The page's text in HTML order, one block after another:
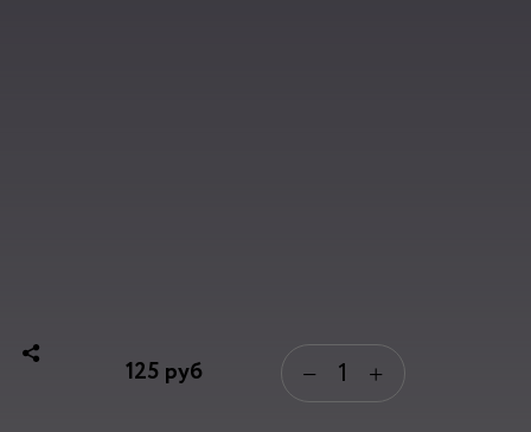
125 руб − +